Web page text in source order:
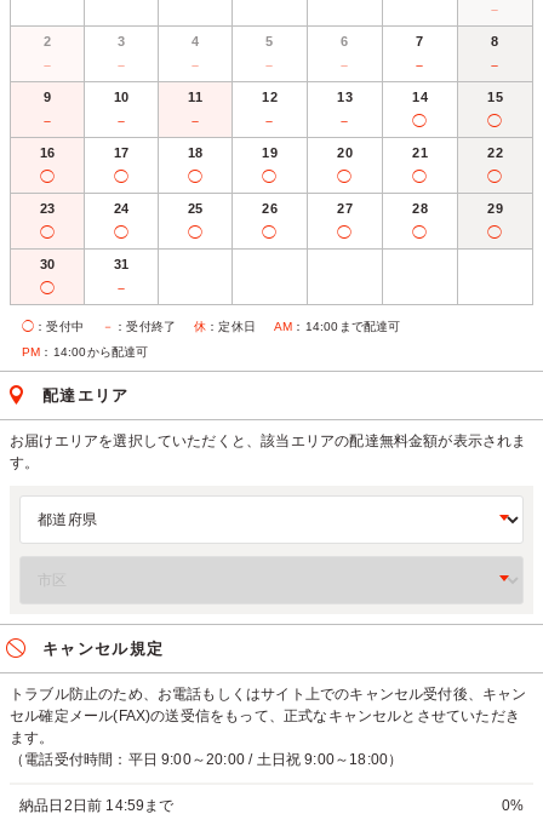
－
2
－
3
－
4
－
5
－
6
－
7
－
8
－
9
－
10
－
11
－
12
－
13
－
14
◯
15
◯
16
◯
17
◯
18
◯
19
◯
20
◯
21
◯
22
◯
23
◯
24
◯
25
◯
26
◯
27
◯
28
◯
29
◯
30
◯
31
－
◯ ：受付中 － ：受付終了 休 ：定休日 AM ：14:00まで配達可
PM ：14:00から配達可
配達エリア
お届けエリアを選択していただくと、該当エリアの配達無料金額が表示されま
す。
キャンセル規定
トラブル防止のため、お電話もしくはサイト上でのキャンセル受付後、キャン
セル確定メール(FAX)の送受信をもって、正式なキャンセルとさせていただき
ます。
（電話受付時間：平日 9:00～20:00 / 土日祝 9:00～18:00）
納品日2日前 14:59まで 0%